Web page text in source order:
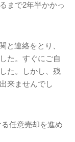
まで2年半かかっ
と連絡をとり、
た。すぐにご自
た。しかし、残
来ませんでし
任意売却を進め